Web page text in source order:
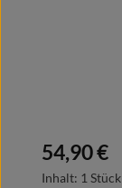
Regulärer
54,90 €
Inhalt: 1 Stück